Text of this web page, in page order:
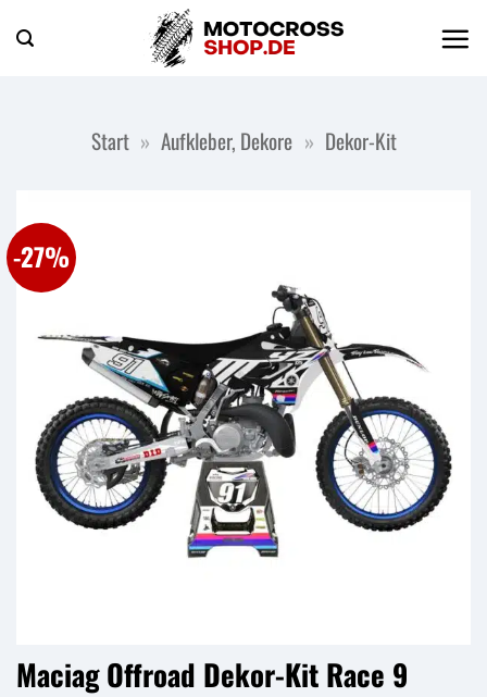
Inhalt
Start » Aufkleber, Dekore » Dekor-Kit
-27%
Maciag Offroad Dekor-Kit Race 9